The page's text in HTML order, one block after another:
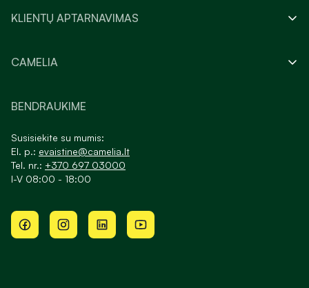
KLIENTŲ APTARNAVIMAS
CAMELIA
BENDRAUKIME
Susisiekite su mumis:
El. p.: evaistine@camelia.lt
Tel. nr.: +370 697 03000
I-V 08:00 - 18:00